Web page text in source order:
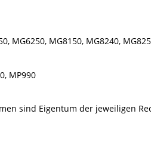
MG6250, MG8150, MG8240,
MP990
sind Eigentum der jeweiligen